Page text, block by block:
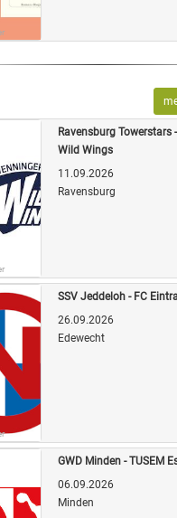
Ravensburg Towerstars
Wild Wings
11.09.2026
Ravensburg
SSV Jeddeloh - FC
26.09.2026
Edewecht
GWD Minden - TUSEM
06.09.2026
Minden